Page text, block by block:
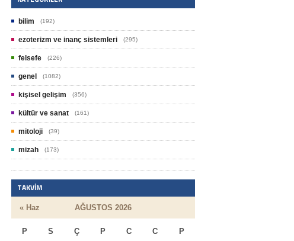
bilim (192)
ezoterizm ve inanç sistemleri (295)
felsefe (226)
genel (1082)
kişisel gelişim (356)
kültür ve sanat (161)
mitoloji (39)
mizah (173)
TAKVIM
AĞUSTOS 2026
P S Ç P C C P
« Haz